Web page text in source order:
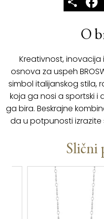
O
Kreativnost,
osnova za uspeh
simbol italijanskog stila,
koja ga nosi a sportski i
ga bira. Beskrajne
da u potpunosti izrazite
Slični